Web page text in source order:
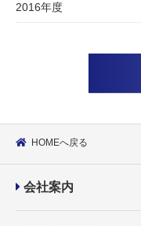
2016年度
HOMEへ戻る
会社案内